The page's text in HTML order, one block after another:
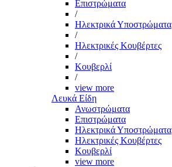
Επιστρώματα
/
Ηλεκτρικά Υποστρώματα
/
Ηλεκτρικές Κουβέρτες
/
Κουβερλί
/
view more
Λευκά Είδη
Ανωστρώματα
Επιστρώματα
Ηλεκτρικά Υποστρώματα
Ηλεκτρικές Κουβέρτες
Κουβερλί
view more